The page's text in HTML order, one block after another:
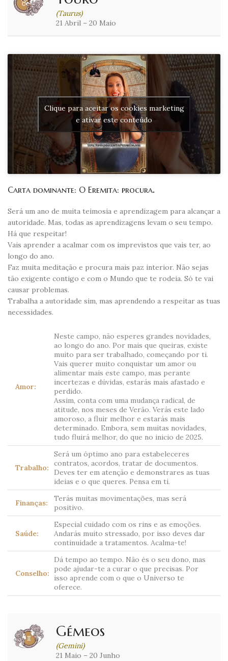
(Taurus)
21 Abril – 20 Maio
Clique para aceitar os cookies marketing
e ativar este conteúdo
Carta dominante: O Eremita: procura.
Será um ano de muita teimosia e aprendizagem para alcançar a
autoridade. Mas, todas as aprendizagens levam o seu tempo.
Há que respeitar!
Vais aprender a acalmar com os imprevistos que vais ter, ao
longo do ano.
Faz muita meditação e procura mais paz interior. Não sejas
tão exigente contigo e com o Mundo que te rodeia. Só te vai
causar problemas.
Trabalha a autoridade sim, mas aprendendo a respeitar as tuas
necessidades.
Amor:
Neste campo, não esperes grandes novidades,
ao longo do ano. Por mais que queiras, existe
muito para ser trabalhado, começando por ti.
Vais querer muito conquistar um amor ou
alimentar mais este campo, mas perante
incertezas e dúvidas, estarás mais afastado e
perdido.
Assim, conta com uma mudança radical, de
atitude, nos meses de Verão. Verás este lado
amoroso, a fluir melhor e estarás mais
determinado. Embora, sem muitas novidades,
tudo fluirá melhor, do que no inicio de 2025.
Trabalho:
Será um óptimo ano para estabeleceres
contratos, acordos, tratar de documentos.
Deves ter em atenção e demonstrares as tuas
ideias e o que queres. Pensa em ti.
Finanças:
Terás muitas movimentações, mas será
positivo.
Saúde:
Especial cuidado com os rins e as emoções.
Andarás muito stressado, por isso deves dar
continuidade a tratamentos. Acalma-te!
Conselho:
Dá tempo ao tempo. Não és o seu dono, mas
pode ajudar-te a curar o que precisas. Por
isso aprende com o que o Universo te
oferece.
Gémeos
(Gemini)
21 Maio – 20 Junho